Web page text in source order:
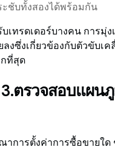
ะชับทั้งสองได้พร้อมกัน
เทรดเดอร์บางคน การมุ่
ลงซึ่งเกี่ยวข้องกับตัวขับเ
กที่สุด
ตรวจสอบแผน
การตั้งค่าการซื้อขายใด